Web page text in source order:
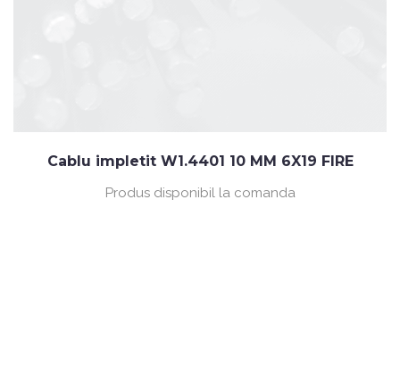
Cablu impletit W1.4401 10 MM 6X19 FIRE
Produs disponibil la comanda